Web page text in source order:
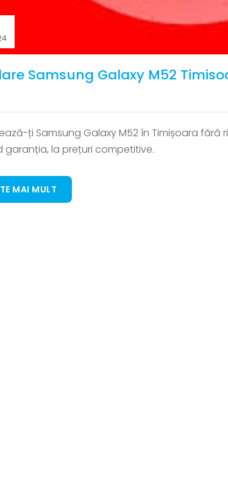
Samsung Galaxy M52
ți Samsung Galaxy M52 în Timișoara fără
garanția, la prețuri competitive.
MAI MULT